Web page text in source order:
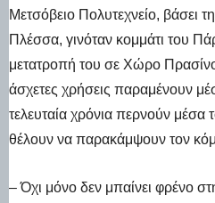
Μετσόβειο Πολυτεχνείο, βάσει
Πλέσσα, γινόταν κομμάτι του
μετατροπή του σε Χώρο
άσχετες χρήσεις παραμένουν
τελευταία χρόνια περνούν μέσα
θέλουν να παρακάμψουν τον
– Όχι μόνο δεν μπαίνει φρένο